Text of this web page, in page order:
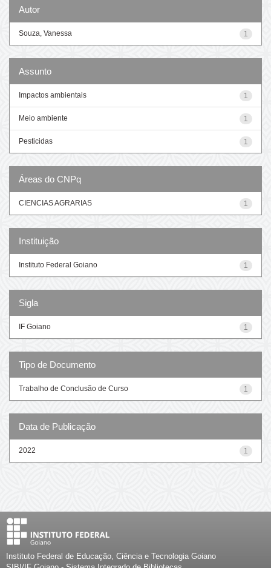
Autor
1
Souza, Vanessa
Assunto
1
Impactos ambientais
1
Meio ambiente
1
Pesticidas
Áreas do CNPq
1
CIENCIAS AGRARIAS
Instituição
1
Instituto Federal Goiano
Sigla
1
IF Goiano
Tipo de Documento
1
Trabalho de Conclusão de Curso
Data de Publicação
1
2022
Instituto Federal de Educação, Ciência e Tecnologia Goiano